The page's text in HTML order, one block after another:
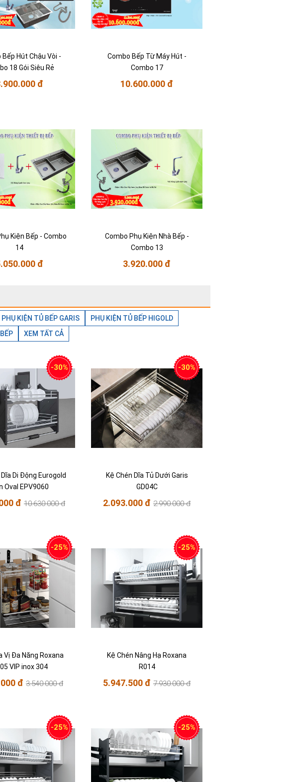
Bếp Hút Chậu Vòi -
18 Gói Siêu Rẻ
đ
Combo Bếp Từ Máy Hút -
Combo 17
10.600.000 đ
Kiện Bếp - Combo
14
đ
Combo Phụ Kiện Nhà Bếp -
Combo 13
3.920.000 đ
PHỤ KIỆN TỦ BẾP GARIS
PHỤ KIỆN TỦ BẾP HIGOLD
XEM TẤT CẢ
-30%
Dĩa Di Động Eurogold
Oval EPV9060
đ 10.630.000 đ
-30%
Kệ Chén Dĩa Tủ Dưới Garis
GD04C
2.093.000 đ 2.990.000 đ
-25%
Vị Đa Năng Roxana
VIP inox 304
đ 3.540.000 đ
-25%
Kệ Chén Nâng Hạ Roxana
R014
5.947.500 đ 7.930.000 đ
-25% -25%